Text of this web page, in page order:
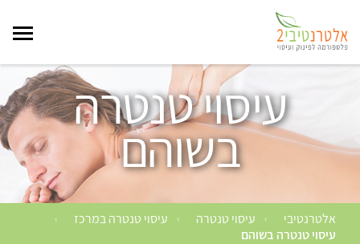
עיסוי טנטרה
בשוהם
אלטרנטיבי › עיסוי טנטרה › עיסוי טנטרה במרכז ›
עיסוי טנטרה בשוהם